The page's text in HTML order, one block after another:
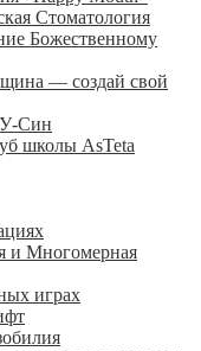
Cтоматология
Божественному
— создай свой
У-Син
школы AsTeta
и Многомерная
играх